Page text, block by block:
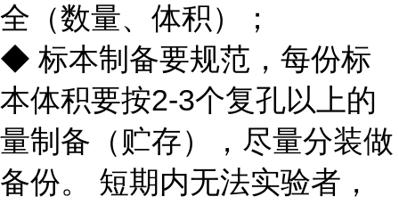
全（数量、体积）；
◆ 标本制备要规范，每份标
本体积要按2-3个复孔以上的
量制备（贮存），尽量分装做
备份。 短期内无法实验者，